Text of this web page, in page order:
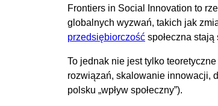
Frontiers in Social Innovation to
globalnych wyzwań, takich jak
przedsiębiorczość społeczna
To jednak nie jest tylko
rozwiązań, skalowanie innowacji,
polsku „wpływ społeczny”).